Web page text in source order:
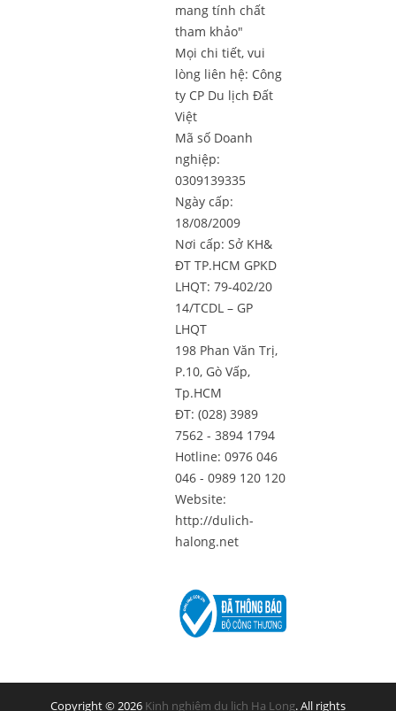
mang tính chất
tham khảo"
Mọi chi tiết, vui
lòng liên hệ: Công
ty CP Du lịch Đất
Việt
Mã số Doanh
nghiệp:
0309139335
Ngày cấp:
18/08/2009
Nơi cấp: Sở KH&
ĐT TP.HCM GPKD
LHQT: 79-402/20
14/TCDL – GP
LHQT
198 Phan Văn Trị,
P.10, Gò Vấp,
Tp.HCM
ĐT: (028) 3989
7562 - 3894 1794
Hotline: 0976 046
046 - 0989 120 120
Website:
http://dulich-
halong.net
Copyright © 2026 Kinh nghiệm du lịch Hạ Long. All rights